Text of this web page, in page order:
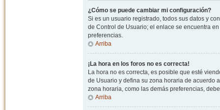
¿Cómo se puede cambiar mi configuración?
Si es un usuario registrado, todos sus datos y
de Control de Usuario; el enlace se encuentra
preferencias.
Arriba
¡La hora en los foros no es correcta!
La hora no es correcta, es posible que esté
de Usuario y defina su zona horaria de acuerdo
zona horaria, como las demás preferencias,
Arriba